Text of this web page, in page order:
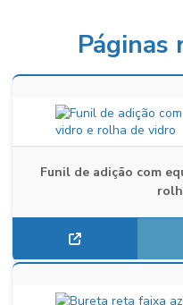
Páginas
Funil de adição com